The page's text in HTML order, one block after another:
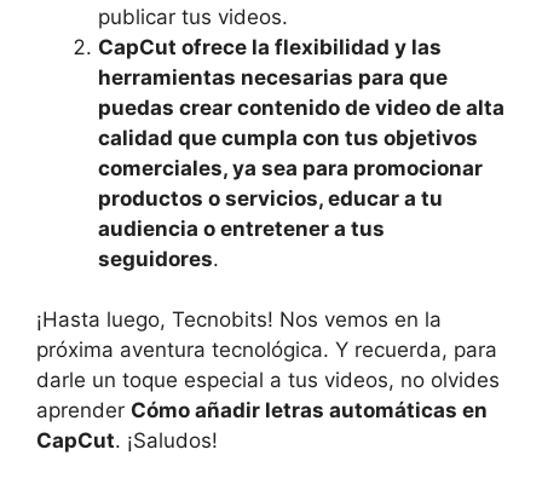
publicar tus videos.
CapCut ofrece la flexibilidad y las
herramientas ⁣necesarias para que‌
puedas crear contenido de video de alta
calidad que ⁢cumpla con ​tus objetivos
comerciales,⁣ ya sea para promocionar
productos o servicios, educar a‌ tu
audiencia ‍o entretener a tus
seguidores.
¡Hasta luego, Tecnobits! Nos vemos en la​
próxima ​aventura tecnológica. Y⁤ recuerda, para
darle un toque especial a tus videos, no olvides
aprender Cómo añadir letras automáticas en
CapCut. ¡Saludos!